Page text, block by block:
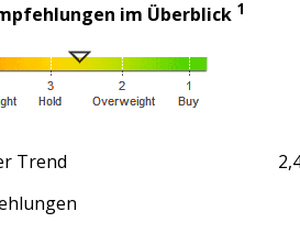
im Überblick 1
Trend